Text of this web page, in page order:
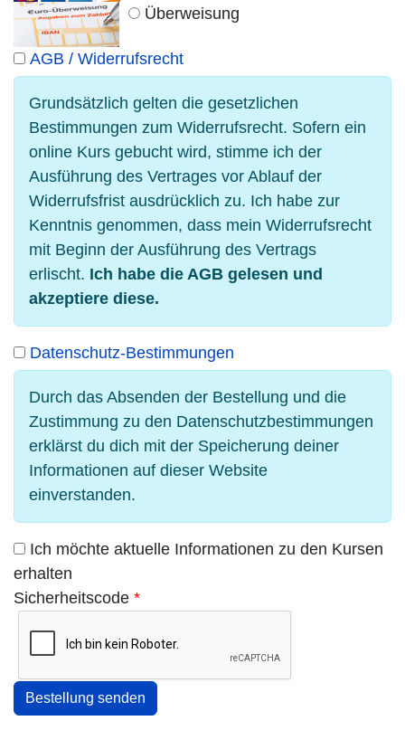
Überweisung
AGB / Widerrufsrecht
Grundsätzlich gelten die gesetzlichen
Bestimmungen zum Widerrufsrecht. Sofern ein
online Kurs gebucht wird, stimme ich der
Ausführung des Vertrages vor Ablauf der
Widerrufsfrist ausdrücklich zu. Ich habe zur
Kenntnis genommen, dass mein Widerrufsrecht
mit Beginn der Ausführung des Vertrags
erlischt. Ich habe die AGB gelesen und
akzeptiere diese.
Datenschutz-Bestimmungen
Durch das Absenden der Bestellung und die
Zustimmung zu den Datenschutzbestimmungen
erklärst du dich mit der Speicherung deiner
Informationen auf dieser Website
einverstanden.
Ich möchte aktuelle Informationen zu den Kursen
erhalten
Sicherheitscode *